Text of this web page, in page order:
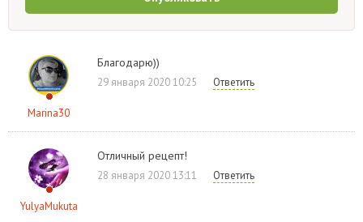
Marina30
Благодарю))
29 января 2020 10:25 Ответить
YulyaMukuta
Отличный рецепт!
28 января 2020 13:11 Ответить